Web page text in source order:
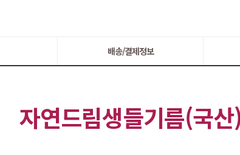
배송/결제정보
자연드림생들기름(국